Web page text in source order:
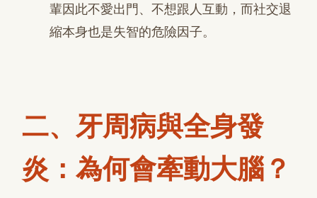
輩因此不愛出門、不想跟人互動，而社交退
縮本身也是失智的危險因子。
二、牙周病與全身發
炎：為何會牽動大腦？